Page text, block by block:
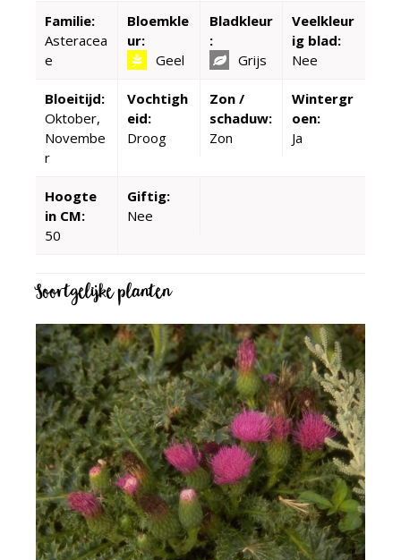
Familie:
Asteracea
e
Bloemkle
ur:
Geel
Bladkleur
:
Grijs
Veelkleur
ig blad:
Nee
Bloeitijd:
Oktober,
Novembe
r
Vochtigh
eid:
Droog
Zon /
schaduw:
Zon
Wintergr
oen:
Ja
Hoogte
in CM:
50
Giftig:
Nee
Soortgelijke planten